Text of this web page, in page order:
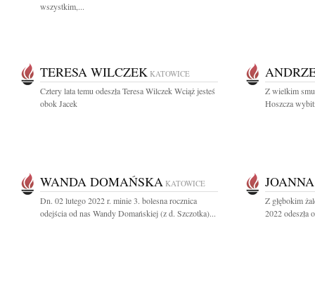
wszystkim,...
TERESA WILCZEK KATOWICE
Cztery lata temu odeszła Teresa Wilczek Wciąż jesteś
obok Jacek
Z wielkim
Hoszcza
WANDA DOMAŃSKA KATOWICE
Dn. 02 lutego 2022 r. minie 3. bolesna rocznica
odejścia od nas Wandy Domańskiej (z d. Szczotka)...
Z głębokim
2022 odeszła